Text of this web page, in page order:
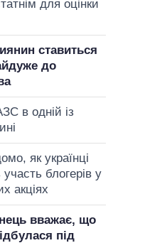
для оцінки
ставиться
до
в одній із
як українці
блогерів у
акціях
вважає, що
під